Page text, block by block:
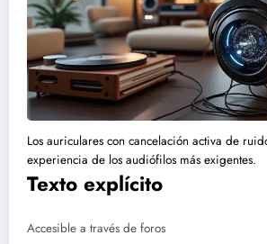
Los auriculares con cancelación activa de
experiencia de los audiófilos más exigentes.
Texto explícito
Accesible a través de foros